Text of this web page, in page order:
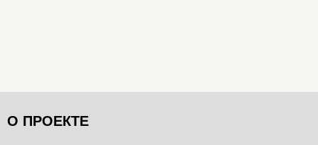
О ПРОЕКТЕ